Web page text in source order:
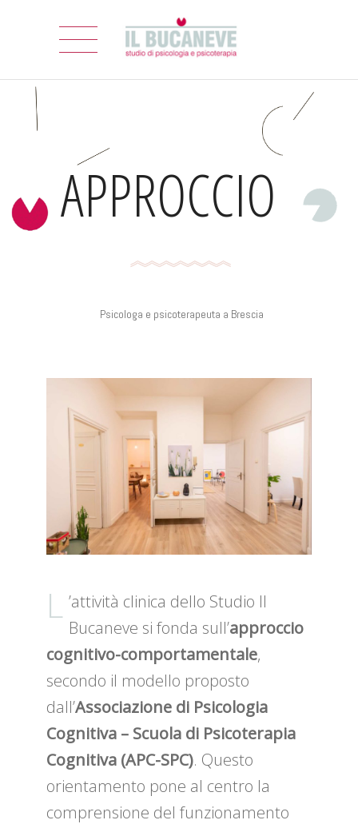
APPROCCIO
Psicologa e psicoterapeuta a Brescia
L ’attività clinica dello Studio Il
Bucaneve si fonda sull’approccio
cognitivo-comportamentale,
secondo il modello proposto
dall’Associazione di Psicologia
Cognitiva – Scuola di Psicoterapia
Cognitiva (APC-SPC). Questo
orientamento pone al centro la
comprensione del funzionamento